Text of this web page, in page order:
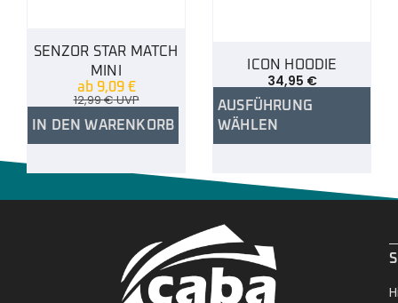
SENZOR STAR MATCH
MINI
ab 9,09 €
12,99€UVP
IN DEN WARENKORB
ICON HOODIE
34,95 €
AUSFÜHRUNG
WÄHLEN